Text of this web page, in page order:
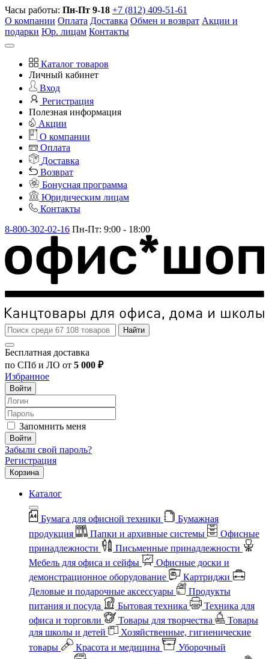
Часы работы: Пн-Пт 9-18 +7 (812) 409-51-61
О компании Оплата Доставка Обмен и возврат Акции и
подарки Юр. лицам Контакты
Каталог товаров
Личный кабинет
Вход
Регистрация
Полезная информация
Акции
О компании
Оплата
Доставка
Возврат
Бонусная программа
Юридическим лицам
Контакты
8-800-302-02-16 Пн-Пт: 9:00 - 18:00
Найти
Бесплатная доставка
по СПб и ЛО от 5 000 ₽
Избранное
Войти
Запомнить меня
Войти
Забыли свой пароль?
Регистрация
Корзина
Каталог
Бумага для офисной техники
Бумажная
продукция
Папки и архивные системы
Офисные
принадлежности
Письменные принадлежности
Мебель для офиса и сейфы
Офисные доски и
демонстрационное оборудование
Картриджи
Деловые и подарочные аксессуары
Продукты
питания и посуда
Бытовая техника
Техника для
офиса и торговли
Товары для творчества
Товары
для школы и детей
Хозяйственные, гигиенические
товары
Красота и медицина
Уборочный